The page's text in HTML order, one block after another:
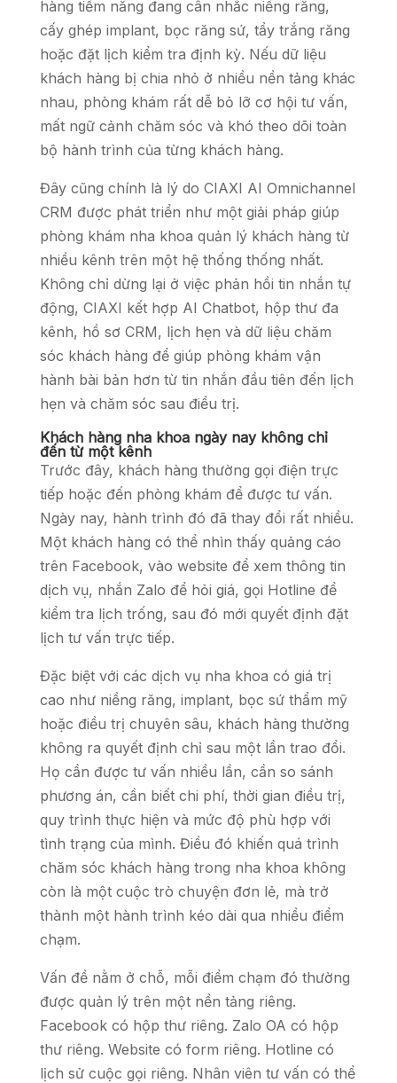
hàng tiềm năng đang cân nhắc niềng răng,
cấy ghép implant, bọc răng sứ, tẩy trắng răng
hoặc đặt lịch kiểm tra định kỳ. Nếu dữ liệu
khách hàng bị chia nhỏ ở nhiều nền tảng khác
nhau, phòng khám rất dễ bỏ lỡ cơ hội tư vấn,
mất ngữ cảnh chăm sóc và khó theo dõi toàn
bộ hành trình của từng khách hàng.
Đây cũng chính là lý do CIAXI AI Omnichannel
CRM được phát triển như một giải pháp giúp
phòng khám nha khoa quản lý khách hàng từ
nhiều kênh trên một hệ thống thống nhất.
Không chỉ dừng lại ở việc phản hồi tin nhắn tự
động, CIAXI kết hợp AI Chatbot, hộp thư đa
kênh, hồ sơ CRM, lịch hẹn và dữ liệu chăm
sóc khách hàng để giúp phòng khám vận
hành bài bản hơn từ tin nhắn đầu tiên đến lịch
hẹn và chăm sóc sau điều trị.
Khách hàng nha khoa ngày nay không chỉ
đến từ một kênh
Trước đây, khách hàng thường gọi điện trực
tiếp hoặc đến phòng khám để được tư vấn.
Ngày nay, hành trình đó đã thay đổi rất nhiều.
Một khách hàng có thể nhìn thấy quảng cáo
trên Facebook, vào website để xem thông tin
dịch vụ, nhắn Zalo để hỏi giá, gọi Hotline để
kiểm tra lịch trống, sau đó mới quyết định đặt
lịch tư vấn trực tiếp.
Đặc biệt với các dịch vụ nha khoa có giá trị
cao như niềng răng, implant, bọc sứ thẩm mỹ
hoặc điều trị chuyên sâu, khách hàng thường
không ra quyết định chỉ sau một lần trao đổi.
Họ cần được tư vấn nhiều lần, cần so sánh
phương án, cần biết chi phí, thời gian điều trị,
quy trình thực hiện và mức độ phù hợp với
tình trạng của mình. Điều đó khiến quá trình
chăm sóc khách hàng trong nha khoa không
còn là một cuộc trò chuyện đơn lẻ, mà trở
thành một hành trình kéo dài qua nhiều điểm
chạm.
Vấn đề nằm ở chỗ, mỗi điểm chạm đó thường
được quản lý trên một nền tảng riêng.
Facebook có hộp thư riêng. Zalo OA có hộp
thư riêng. Website có form riêng. Hotline có
lịch sử cuộc gọi riêng. Nhân viên tư vấn có thể